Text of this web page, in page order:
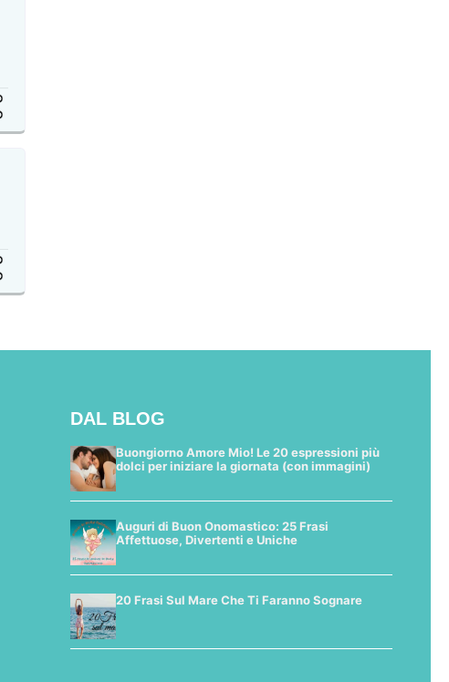
DAL BLOG
Buongiorno Amore Mio! Le 20 espressioni più
dolci per iniziare la giornata (con immagini)
Auguri di Buon Onomastico: 25 Frasi
Affettuose, Divertenti e Uniche
20 Frasi Sul Mare Che Ti Faranno Sognare